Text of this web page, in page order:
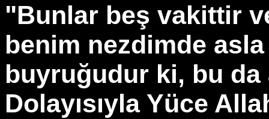
"Bunlar beş vakittir
benim nezdimde
buyruğudur ki, bu da
Dolayısıyla Yüce